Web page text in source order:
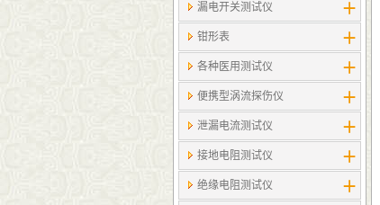
漏电开关测试仪
钳形表
各种医用测试仪
便携型涡流探伤仪
泄漏电流测试仪
接地电阻测试仪
绝缘电阻测试仪